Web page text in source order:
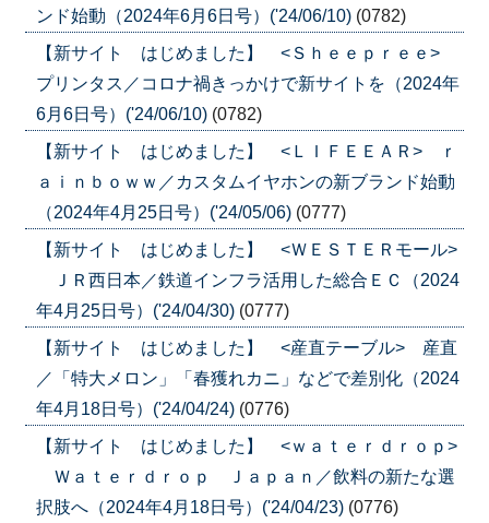
ンド始動（2024年6月6日号）('24/06/10) (0782)
【新サイト はじめました】 <Ｓｈｅｅｐｒｅｅ>
プリンタス／コロナ禍きっかけで新サイトを（2024年
6月6日号）('24/06/10) (0782)
【新サイト はじめました】 <ＬＩＦＥＥＡＲ> ｒ
ａｉｎｂｏｗｗ／カスタムイヤホンの新ブランド始動
（2024年4月25日号）('24/05/06) (0777)
【新サイト はじめました】 <ＷＥＳＴＥＲモール>
ＪＲ西日本／鉄道インフラ活用した総合ＥＣ（2024
年4月25日号）('24/04/30) (0777)
【新サイト はじめました】 <産直テーブル> 産直
／「特大メロン」「春獲れカニ」などで差別化（2024
年4月18日号）('24/04/24) (0776)
【新サイト はじめました】 <ｗａｔｅｒｄｒｏｐ>
Ｗａｔｅｒｄｒｏｐ Ｊａｐａｎ／飲料の新たな選
択肢へ（2024年4月18日号）('24/04/23) (0776)